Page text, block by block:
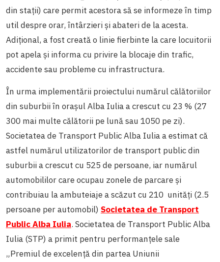
din stații) care permit acestora să se informeze în timp
util despre orar, întârzieri și abateri de la acesta.
Adițional, a fost creată o linie fierbinte la care locuitorii
pot apela și informa cu privire la blocaje din trafic,
accidente sau probleme cu infrastructura.
În urma implementării proiectului numărul călătoriilor
din suburbii în orașul Alba Iulia a crescut cu 23 % (27
300 mai multe călătorii pe lună sau 1050 pe zi).
Societatea de Transport Public Alba Iulia a estimat că
astfel numărul utilizatorilor de transport public din
suburbii a crescut cu 525 de persoane, iar numărul
automobililor care ocupau zonele de parcare și
contribuiau la ambuteiaje a scăzut cu 210 unități (2.5
persoane per automobil) Societatea de Transport
Public Alba Iulia. Societatea de Transport Public Alba
Iulia (STP) a primit pentru performanțele sale
„Premiul de excelență din partea Uniunii